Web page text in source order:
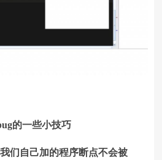
的一些小技巧
自己加的程序断点不会被